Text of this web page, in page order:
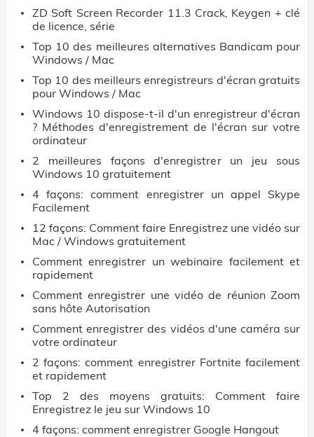
ZD Soft Screen Recorder 11.3 Crack, Keygen + clé
de licence, série
Top 10 des meilleures alternatives Bandicam pour
Windows / Mac
Top 10 des meilleurs enregistreurs d'écran gratuits
pour Windows / Mac
Windows 10 dispose-t-il d'un enregistreur d'écran
? Méthodes d'enregistrement de l'écran sur votre
ordinateur
2 meilleures façons d'enregistrer un jeu sous
Windows 10 gratuitement
4 façons: comment enregistrer un appel Skype
Facilement
12 façons: Comment faire Enregistrez une vidéo sur
Mac / Windows gratuitement
Comment enregistrer un webinaire facilement et
rapidement
Comment enregistrer une vidéo de réunion Zoom
sans hôte Autorisation
Comment enregistrer des vidéos d'une caméra sur
votre ordinateur
2 façons: comment enregistrer Fortnite facilement
et rapidement
Top 2 des moyens gratuits: Comment faire
Enregistrez le jeu sur Windows 10
4 façons: comment enregistrer Google Hangout